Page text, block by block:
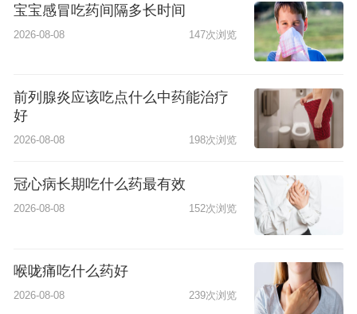
宝宝感冒吃药间隔多长时间
2026-08-08 147次浏览
前列腺炎应该吃点什么中药能治疗
好
2026-08-08 198次浏览
冠心病长期吃什么药最有效
2026-08-08 152次浏览
喉咙痛吃什么药好
2026-08-08 239次浏览